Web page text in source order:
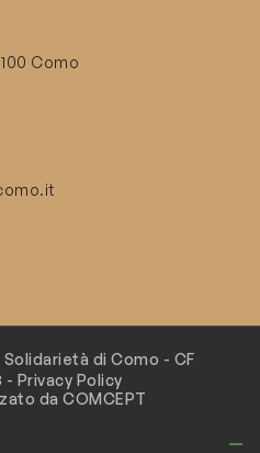
Como
di Como - CF
- Privacy Policy
da COMCEPT